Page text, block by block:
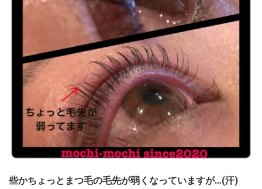
些かちょっとまつ毛の毛先が弱くなっていますが…(汗)